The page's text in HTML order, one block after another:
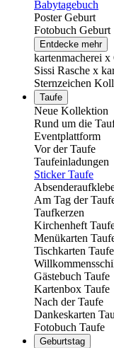
Babytagebuch
Poster Geburt
Fotobuch Geburt
Entdecke mehr
kartenmacherei x
Sissi Rasche x
Sternzeichen
Taufe
Neue Kollektion
Rund um die
Eventplattform
Vor der Taufe
Taufeinladungen
Sticker Taufe
Am Tag der
Taufkerzen
Kirchenheft
Menükarten
Tischkarten Taufe
Gästebuch Taufe
Kartenbox Taufe
Nach der Taufe
Dankeskarten
Fotobuch Taufe
Geburtstag